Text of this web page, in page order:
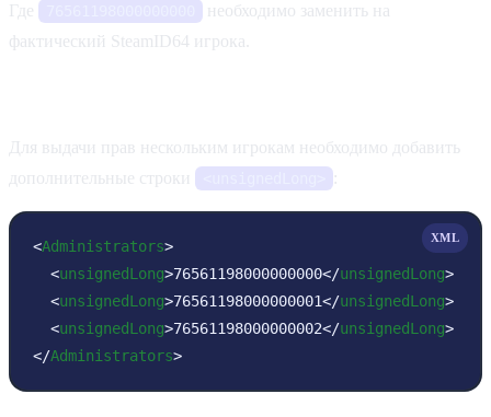
Где
необходимо заменить на
фактический SteamID64 игрока.
Для выдачи прав нескольким игрокам необходимо добавить
дополнительные строки
XML
<Administrators>
<unsignedLong>76561198000000000</unsignedLong>
<unsignedLong>76561198000000001</unsignedLong>
<unsignedLong>76561198000000002</unsignedLong>
</Administrators>